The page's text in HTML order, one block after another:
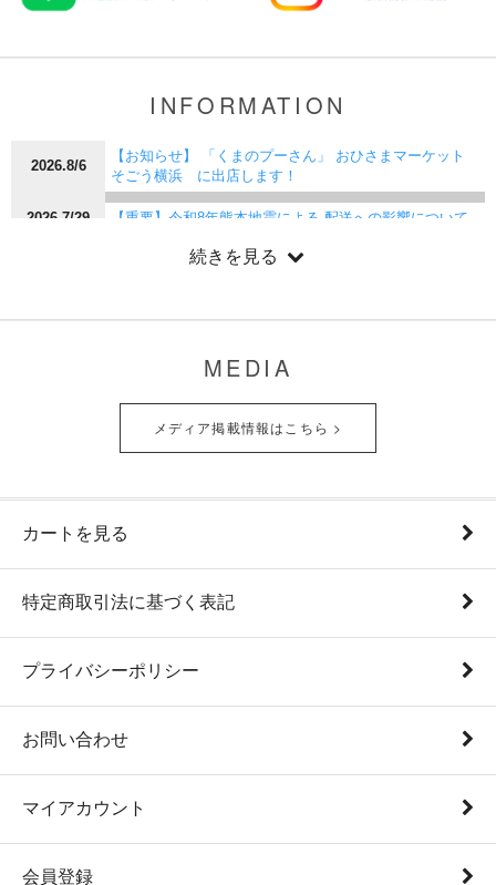
INFORMATION
2026.8/6
【お知らせ】 「くまのプーさん」 おひさまマーケット
そごう横浜 に出店します！
2026.7/29 【重要】令和8年熊本地震による 配送への影響について
【お知らせ】Disney THE MARKET in 日本橋三越本店 に
【お知らせ】 「くまのプーさん」 おひさまマーケット
【お知らせ】Disney THE MARKET in 西武秋田店 に出店
2026.5/13
2026.5/8
DISNEY WINNIE THE POOH FESTIVAL」 日本橋三越本
店 に出店します！
2026.5/8
2026.4/14
せ
【お知らせ】 「くまのプーさん」 おひさまマーケット
【お知らせ】「ディズニープリンセス」パーティーモー
続きを見る
MEDIA
メディア掲載情報はこちら >
カートを見る
特定商取引法に基づく表記
プライバシーポリシー
お問い合わせ
マイアカウント
会員登録